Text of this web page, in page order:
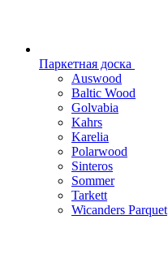
Паркетная доска
Auswood
Baltic Wood
Golvabia
Kahrs
Karelia
Polarwood
Sinteros
Sommer
Tarkett
Wicanders Parquet